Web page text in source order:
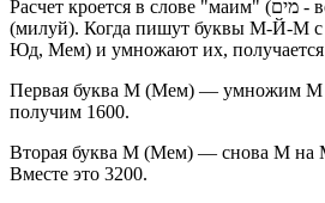
Расчет кроется в слове "маим" (מים - вода) с наполнением
(милуй). Когда пишут буквы М-Й-М
Юд, Мем) и умножают их, получается
Первая буква М (Мем) — умножим М
получим 1600.
Вторая буква М (Мем) — снова М на
Вместе это 3200.